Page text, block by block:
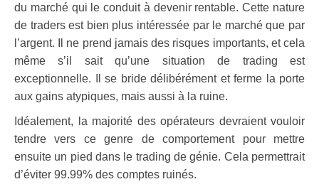
du marché qui le conduit à devenir rentable. Cette nature
de traders est bien plus intéressée par le marché que par
l’argent. Il ne prend jamais des risques importants, et cela
même s’il sait qu’une situation de trading est
exceptionnelle. Il se bride délibérément et ferme la porte
aux gains atypiques, mais aussi à la ruine.
Idéalement, la majorité des opérateurs devraient vouloir
tendre vers ce genre de comportement pour mettre
ensuite un pied dans le trading de génie. Cela permettrait
d’éviter 99.99% des comptes ruinés.